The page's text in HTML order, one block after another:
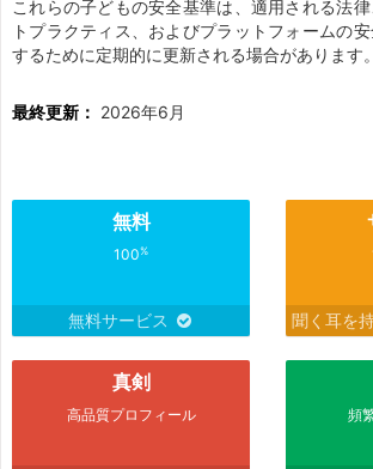
これらの子どもの安全基準は、適用される法
トプラクティス、およびプラットフォームの
するために定期的に更新される場合があります。
最終更新： 2026年6月
無料
100%
無料サービス 聞く耳を
真剣
高品質プロフィール 頻